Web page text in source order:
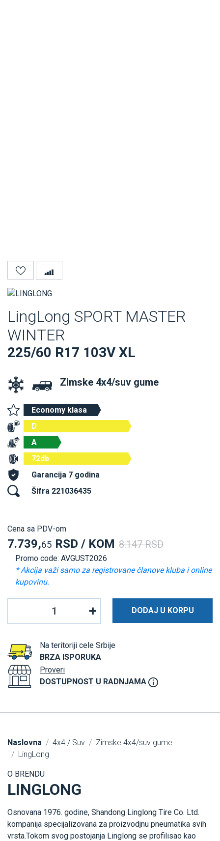
LingLong SPORT MASTER
WINTER
225/60 R17 103V XL
Zimske 4x4/suv gume
Economy klasa
D
A
72db
Garancija 7 godina
Šifra 221036435
Cena sa PDV-om
7.739,65 RSD / KOM 8.147 RSD
Promo code: AVGUST2026
* Akcija važi samo za registrovane članove kluba i online
kupovinu.
DODAJ U KORPU
Na teritoriji cele Srbije
BRZA ISPORUKA
Proveri
DOSTUPNOST U RADNJAMA
Naslovna 4x4 / Suv
Zimske 4x4/suv gume
LingLong
O BRENDU
LINGLONG
Osnovana 1976. godine, Shandong Linglong Tire Co. Ltd.
kompanija specijalizovana za proizvodjnu pneumatika svih
vrsta.Tokom svog postojanja Linglong se profilisao kao